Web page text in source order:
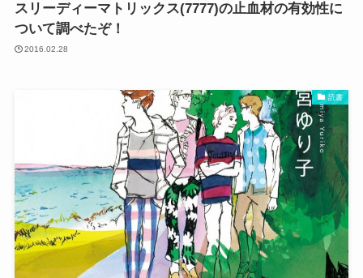
スリーディーマトリックス(7777)の止血材の有効性に
ついて調べたぞ！
2016.02.28
読書